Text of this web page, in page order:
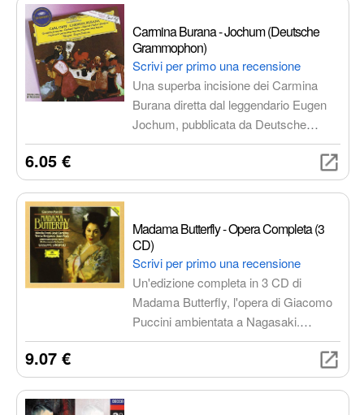
Carmina Burana - Jochum (Deutsche
Grammophon)
Scrivi per primo una recensione
Una superba incisione dei Carmina
Burana diretta dal leggendario Eugen
Jochum, pubblicata da Deutsche
Grammophon. Un'interpretazione
magistrale e un'esperienza sonora di
altissimo livello per un'opera iconica
6.05 €
Madama Butterfly - Opera Completa (3
CD)
Scrivi per primo una recensione
Un'edizione completa in 3 CD di
Madama Butterfly, l'opera di Giacomo
Puccini ambientata a Nagasaki.
Lasciati trasportare dalle arie
commovente di questa storia di amore,
9.07 €